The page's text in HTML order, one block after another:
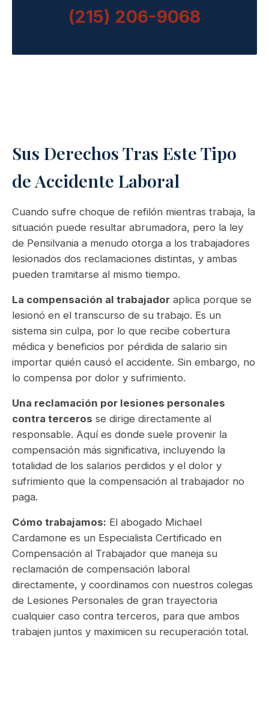
(215) 206-9068
Sus Derechos Tras Este Tipo
de Accidente Laboral
Cuando sufre choque de refilón mientras trabaja, la
situación puede resultar abrumadora, pero la ley
de Pensilvania a menudo otorga a los trabajadores
lesionados dos reclamaciones distintas, y ambas
pueden tramitarse al mismo tiempo.
La compensación al trabajador aplica porque se
lesionó en el transcurso de su trabajo. Es un
sistema sin culpa, por lo que recibe cobertura
médica y beneficios por pérdida de salario sin
importar quién causó el accidente. Sin embargo, no
lo compensa por dolor y sufrimiento.
Una reclamación por lesiones personales
contra terceros se dirige directamente al
responsable. Aquí es donde suele provenir la
compensación más significativa, incluyendo la
totalidad de los salarios perdidos y el dolor y
sufrimiento que la compensación al trabajador no
paga.
Cómo trabajamos: El abogado Michael
Cardamone es un Especialista Certificado en
Compensación al Trabajador que maneja su
reclamación de compensación laboral
directamente, y coordinamos con nuestros colegas
de Lesiones Personales de gran trayectoria
cualquier caso contra terceros, para que ambos
trabajen juntos y maximicen su recuperación total.